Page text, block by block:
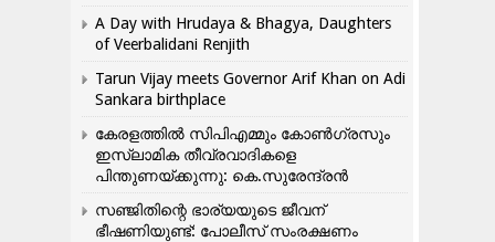
A Day with Hrudaya & Bhagya, Daughters
of Veerbalidani Renjith
Tarun Vijay meets Governor Arif Khan on Adi
Sankara birthplace
കേരളത്തിൽ സിപിഎമ്മും കോൺ​ഗ്രസും
ഇസ്ലാമിക തീവ്രവാദികളെ
പിന്തുണയ്ക്കുന്നു: കെ.സുരേന്ദ്രൻ
സഞ്ജിതിന്റെ ഭാര്യയുടെ ജീവന്
ഭീഷണിയുണ്ട്: പോലീസ് സംരക്ഷണം